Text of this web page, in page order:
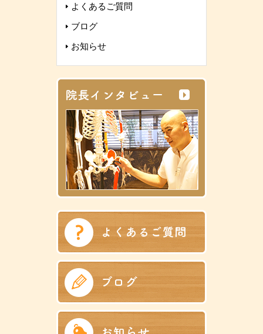
よくあるご質問
ブログ
お知らせ